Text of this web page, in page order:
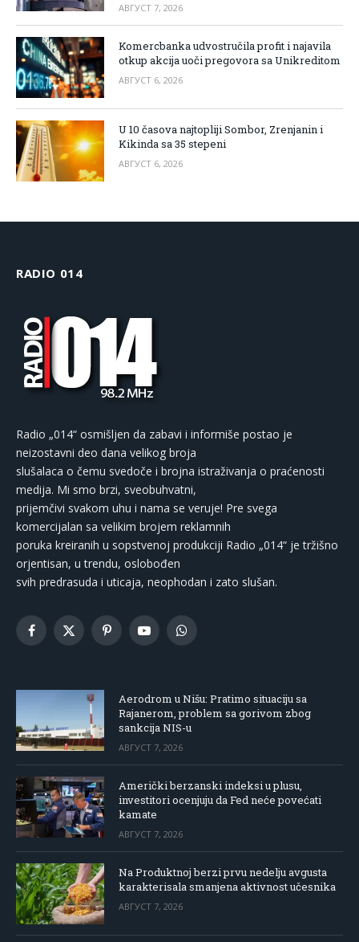
АВГУСТ 7, 2026
Komercbanka udvostručila profit i najavila
otkup akcija uoči pregovora sa Unikreditom
АВГУСТ 6, 2026
U 10 časova najtopliji Sombor, Zrenjanin i
Kikinda sa 35 stepeni
АВГУСТ 6, 2026
RADIO 014
Radio „014“ osmišljen da zabavi i informiše postao je
neizostavni deo dana velikog broja
slušalaca o čemu svedoče i brojna istraživanja o praćenosti
medija. Mi smo brzi, sveobuhvatni,
prijemčivi svakom uhu i nama se veruje! Pre svega
komercijalan sa velikim brojem reklamnih
poruka kreiranih u sopstvenoj produkciji Radio „014“ je tržišno
orjentisan, u trendu, oslobođen
svih predrasuda i uticaja, neophodan i zato slušan.
Facebook
X
PinterestYouTubeWhatsApp
Aerodrom u Nišu: Pratimo situaciju sa
Rajanerom, problem sa gorivom zbog
sankcija NIS-u
АВГУСТ 7, 2026
Američki berzanski indeksi u plusu,
investitori ocenjuju da Fed neće povećati
kamate
АВГУСТ 7, 2026
Na Produktnoj berzi prvu nedelju avgusta
karakterisala smanjena aktivnost učesnika
АВГУСТ 7, 2026